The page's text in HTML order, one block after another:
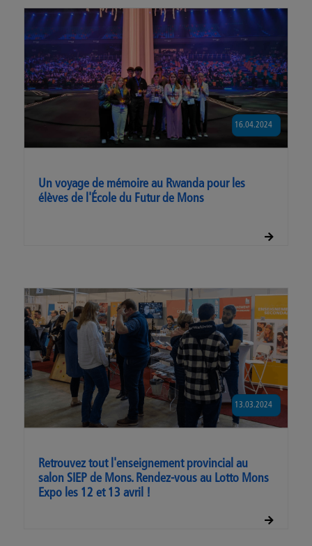
Un voyage de mémoire au Rwanda pour les
élèves de l'École du Futur de Mons
16.04.2024
Retrouvez tout l'enseignement provincial au
salon SIEP de Mons. Rendez-vous au Lotto Mons
Expo les 12 et 13 avril !
13.03.2024